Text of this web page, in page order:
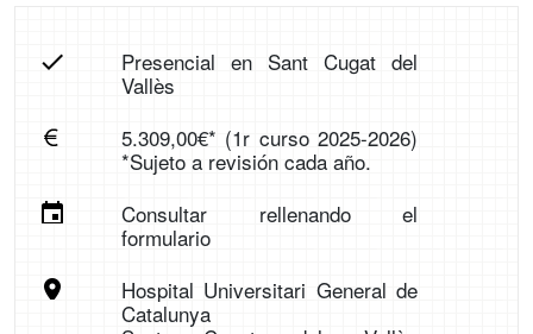
Presencial en Sant Cugat del
Vallès
5.309,00€* (1r curso 2025-2026)
*Sujeto a revisión cada año.
Consultar rellenando el
formulario
Hospital Universitari General de
Catalunya